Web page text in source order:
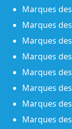
Marques
Marques
Marques
Marques
Marques
Marques
Marques
Marques